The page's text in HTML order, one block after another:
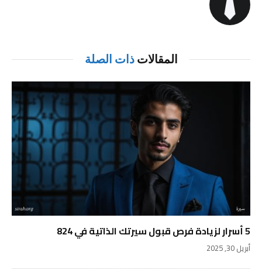
المقالاتذات الصلة
5 أسرار لزيادة فرص قبول سيرتك الذاتية في 824
أبريل 30, 2025